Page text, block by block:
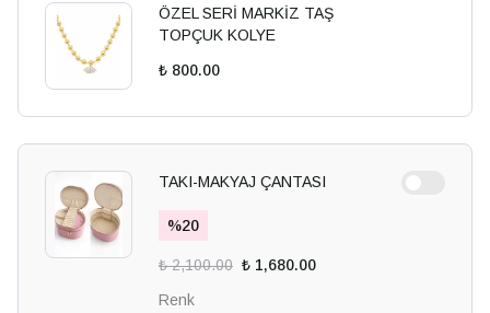
ÖZEL SERİ MARKİZ TAŞ
TOPÇUK KOLYE
₺ 800.00
TAKI-MAKYAJ ÇANTASI
%20
₺ 2,100.00 ₺ 1,680.00
Renk